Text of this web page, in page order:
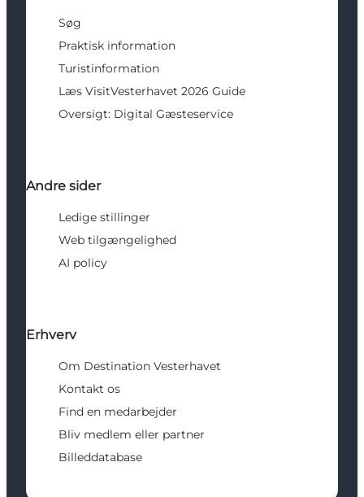
Søg
Praktisk information
Turistinformation
Læs VisitVesterhavet 2026 Guide
Oversigt: Digital Gæsteservice
Andre sider
Ledige stillinger
Web tilgængelighed
AI policy
Erhverv
Om Destination Vesterhavet
Kontakt os
Find en medarbejder
Bliv medlem eller partner
Billeddatabase